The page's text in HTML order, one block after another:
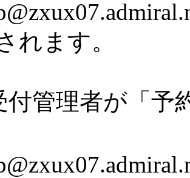
れます。
付管理者が「予